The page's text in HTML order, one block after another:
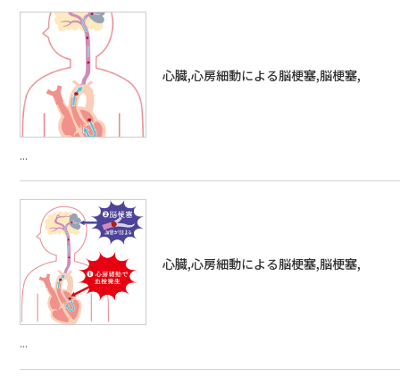
心臓,心房細動による脳梗塞,脳梗塞,
...
心臓,心房細動による脳梗塞,脳梗塞,
...